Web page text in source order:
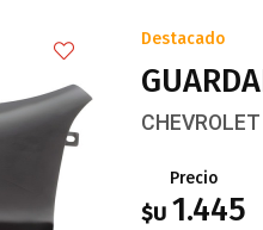
Destacado
Precio
$U 1.445